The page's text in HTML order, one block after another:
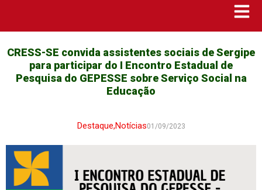
CRESS-SE convida assistentes sociais de Sergipe
para participar do I Encontro Estadual de
Pesquisa do GEPESSE sobre Serviço Social na
Educação
Destaque,Notícias01/09/2023